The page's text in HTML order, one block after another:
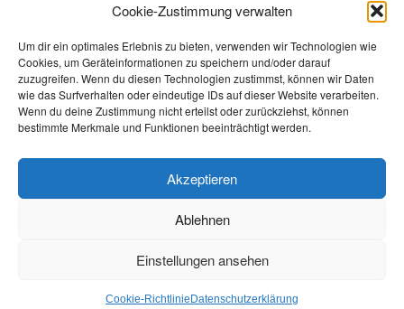
Cookie-Zustimmung verwalten
Um dir ein optimales Erlebnis zu bieten, verwenden wir Technologien wie
Cookies, um Geräteinformationen zu speichern und/oder darauf
zuzugreifen. Wenn du diesen Technologien zustimmst, können wir Daten
wie das Surfverhalten oder eindeutige IDs auf dieser Website verarbeiten.
Wenn du deine Zustimmung nicht erteilst oder zurückziehst, können
bestimmte Merkmale und Funktionen beeinträchtigt werden.
Akzeptieren
Ablehnen
Einstellungen ansehen
Cookie-Richtlinie Datenschutzerklärung
Die Jugend sammelt den US-Käfer. DDR. 1950.
Sollten Sie in eine Dorfschenke einkehren, sofern es noch